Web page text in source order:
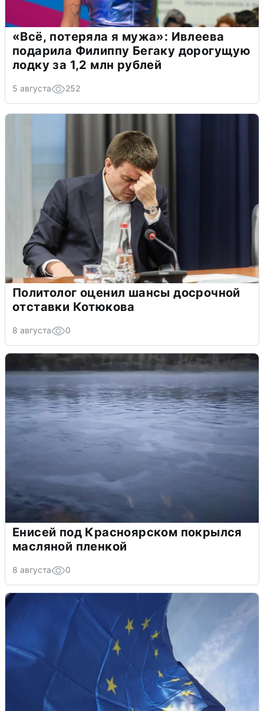
«Всё, потеряла я мужа»: Ивлеева
подарила Филиппу Бегаку дорогущую
лодку за 1,2 млн рублей
5 августа 252
Политолог оценил шансы досрочной
отставки Котюкова
8 августа 0
Енисей под Красноярском покрылся
масляной пленкой
8 августа 0